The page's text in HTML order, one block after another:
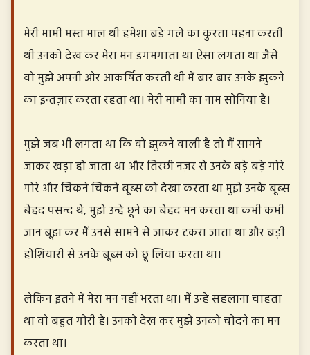
मेरी मामी मस्त माल थी हमेशा बड़े गले का कुरता पहना करती
थी उनको देख कर मेरा मन डगमगाता था ऐसा लगता था जैसे
वो मुझे अपनी ओर आकर्षित करती थी मैं बार बार उनके झुकने
का इन्तज़ार करता रहता था। मेरी मामी का नाम सोनिया है।
मुझे जब भी लगता था कि वो झुकने वाली है तो मैं सामने
जाकर खड़ा हो जाता था और तिरछी नज़र से उनके बड़े बड़े गोरे
गोरे और चिकने चिकने बूब्स को देखा करता था मुझे उनके बूब्स
बेहद पसन्द थे, मुझे उन्हे छूने का बेहद मन करता था कभी कभी
जान बूझ कर मैं उनसे सामने से जाकर टकरा जाता था और बड़ी
होशियारी से उनके बूब्स को छू लिया करता था।
लेकिन इतने में मेरा मन नहीं भरता था। मैं उन्हे सहलाना चाहता
था वो बहुत गोरी है। उनको देख कर मुझे उनको चोदने का मन
करता था।